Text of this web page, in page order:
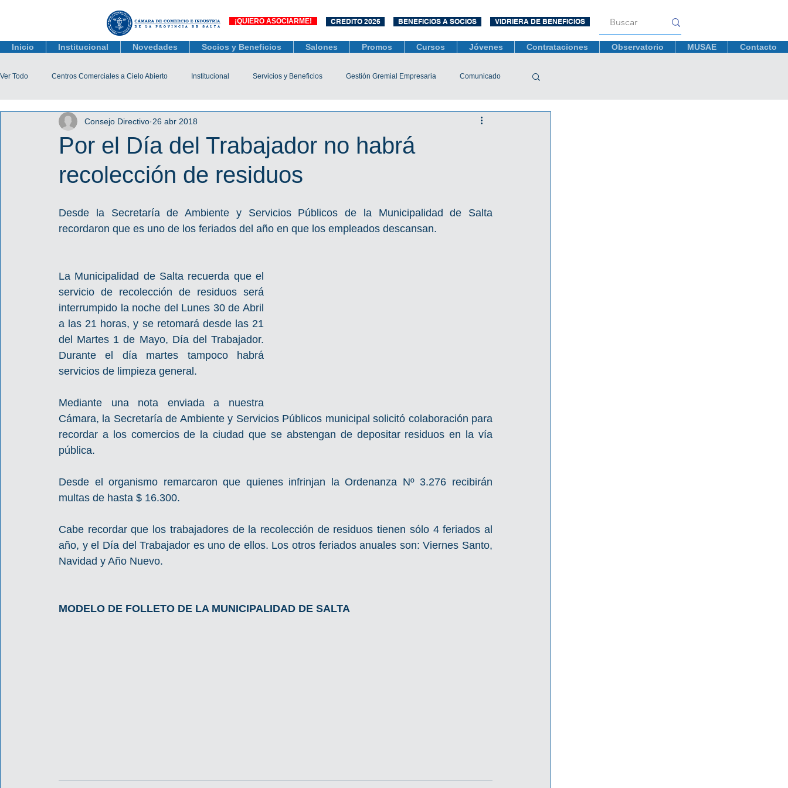
¡QUIERO ASOCIARME! CREDITO 2026 BENEFICIOS A SOCIOS VIDRIERA DE BENEFICIOS
Inicio Institucional Novedades Socios y Beneficios Salones Promos Cursos Jóvenes Contrataciones Observatorio MUSAE Contacto
Ver Todo Centros Comerciales a Cielo Abierto Institucional Servicios y Beneficios Gestión Gremial Empresaria Comunicado
Actualidad Comercial Capacitación y Eventos
Tienda Salta Salta Black Friday Jóvenes Mujeres Empresarias
Líneas de Crédito
Por el Día del Trabajador no habrá
recolección de residuos
Consejo Directivo 26 abr 2018
Desde la Secretaría de Ambiente y Servicios Públicos de la Municipalidad de Salta
recordaron que es uno de los feriados del año en que los empleados descansan.
La Municipalidad de Salta recuerda que el
servicio de recolección de residuos será
interrumpido la noche del Lunes 30 de Abril
a las 21 horas, y se retomará desde las 21
del Martes 1 de Mayo, Día del Trabajador.
Durante el día martes tampoco habrá
servicios de limpieza general.
Mediante una nota enviada a nuestra
Cámara, la Secretaría de Ambiente y Servicios Públicos municipal solicitó colaboración para
recordar a los comercios de la ciudad que se abstengan de depositar residuos en la vía
pública.
Desde el organismo remarcaron que quienes infrinjan la Ordenanza Nº 3.276 recibirán
multas de hasta $ 16.300.
Cabe recordar que los trabajadores de la recolección de residuos tienen sólo 4 feriados al
año, y el Día del Trabajador es uno de ellos. Los otros feriados anuales son: Viernes Santo,
Navidad y Año Nuevo.
MODELO DE FOLLETO DE LA MUNICIPALIDAD DE SALTA